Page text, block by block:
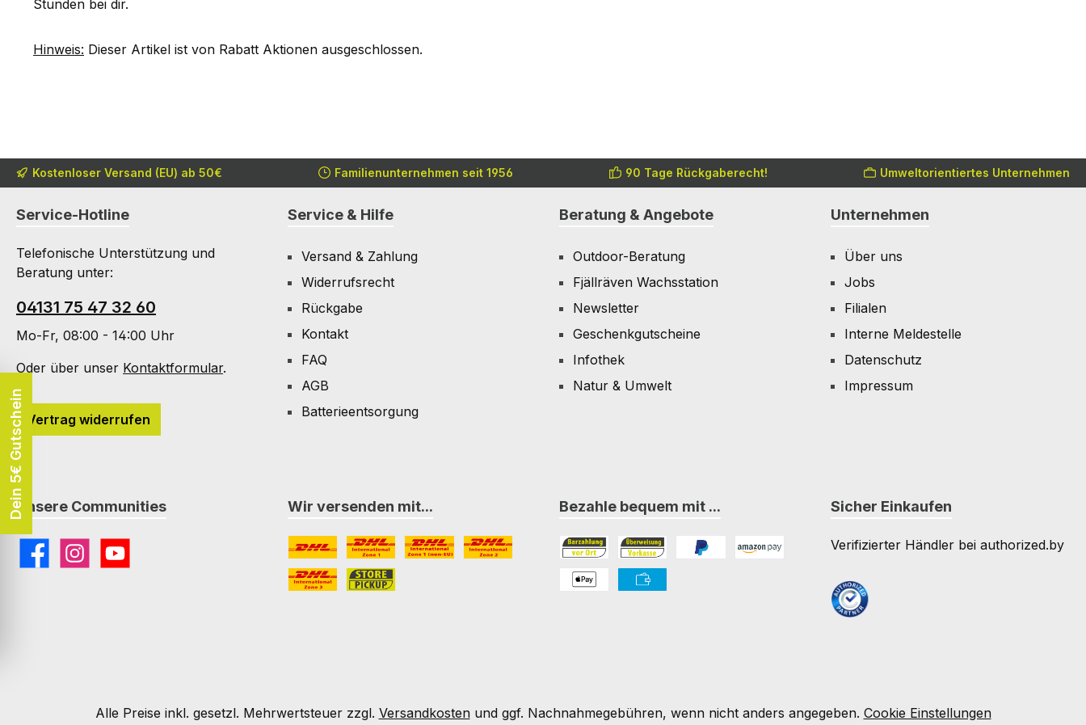
Stunden bei dir.
Hinweis: Dieser Artikel ist von Rabatt Aktionen ausgeschlossen.
Kostenloser Versand (EU) ab 50€ Familienunternehmen seit 1956 90 Tage Rückgaberecht! Umweltorientiertes Unternehmen
Service-Hotline
Telefonische Unterstützung und
Beratung unter:
04131 75 47 32 60
Mo-Fr, 08:00 - 14:00 Uhr
Oder über unser Kontaktformular.
Vertrag widerrufen
Service & Hilfe
Versand & Zahlung
Widerrufsrecht
Rückgabe
Kontakt
FAQ
AGB
Batterieentsorgung
Beratung & Angebote
Outdoor-Beratung
Fjällräven Wachsstation
Newsletter
Geschenkgutscheine
Infothek
Natur & Umwelt
Unternehmen
Über uns
Jobs
Filialen
Interne Meldestelle
Datenschutz
Impressum
Unsere Communities
FacebookInstagramYouTube
Wir versenden mit...
DHL DHL Paket International Zone 1
DHL Paket International Zone 1 (non-EU)
DHL Paket International Zone 2
Bezahle bequem mit ...
Bezahlung in der Filiale
Vorkasse
Sicher Einkaufen
Verifizierter Händler bei authorized.by
Alle Preise inkl. gesetzl. Mehrwertsteuer zzgl. Versandkostenund ggf. Nachnahmegebühren, wenn nicht anders angegeben. Cookie Einstellungen
Dein 5€ Gutschein